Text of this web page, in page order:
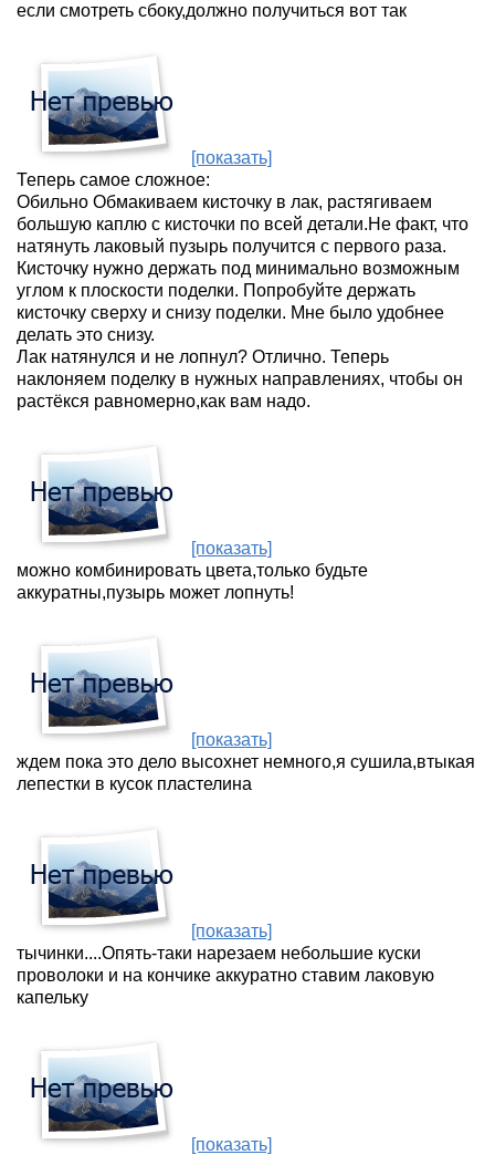
если смотреть сбоку,должно получиться вот так
[показать]
Теперь самое сложное:
Обильно Обмакиваем кисточку в лак, растягиваем
большую каплю с кисточки по всей детали.Не факт, что
натянуть лаковый пузырь получится с первого раза.
Кисточку нужно держать под минимально возможным
углом к плоскости поделки. Попробуйте держать
кисточку сверху и снизу поделки. Мне было удобнее
делать это снизу.
Лак натянулся и не лопнул? Отлично. Теперь
наклоняем поделку в нужных направлениях, чтобы он
растёкся равномерно,как вам надо.
[показать]
можно комбинировать цвета,только будьте
аккуратны,пузырь может лопнуть!
[показать]
ждем пока это дело высохнет немного,я сушила,втыкая
лепестки в кусок пластелина
[показать]
тычинки....Опять-таки нарезаем небольшие куски
проволоки и на кончике аккуратно ставим лаковую
капельку
[показать]